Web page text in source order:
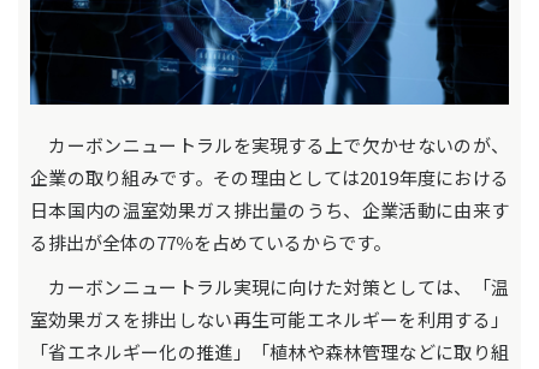
カーボンニュートラルを実現する上で欠かせないのが、
企業の取り組みです。その理由としては2019年度における
日本国内の温室効果ガス排出量のうち、企業活動に由来す
る排出が全体の77％を占めているからです。
カーボンニュートラル実現に向けた対策としては、「温
室効果ガスを排出しない再生可能エネルギーを利用する」
「省エネルギー化の推進」「植林や森林管理などに取り組